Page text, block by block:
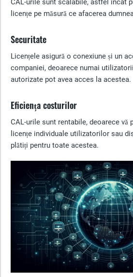
CAL-urile sunt scalabile, astfel încât
licențe pe măsură ce afacerea
Securitate
Licențele asigură o conexiune și un
companiei, deoarece numai
autorizate pot avea acces la acestea.
Eficiența costurilor
CAL-urile sunt rentabile, deoarece vă
licențe individuale utilizatorilor sau
plătiți pentru toate acestea.